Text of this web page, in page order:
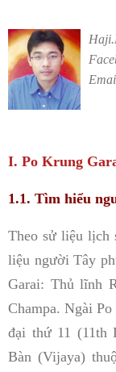
I. Po Krung
1.1. Tìm hiểu
Theo sử liệu lịch
liệu người Tây
Garai: Thủ lĩnh
Champa. Ngài
đại thứ 11 (11th
Bàn (Vijaya)